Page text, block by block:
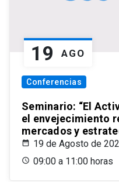
19 AGO
Conferencias
Seminario: “El
el envejecimiento
mercados y
19 de Agosto de
09:00 a 11:00 horas